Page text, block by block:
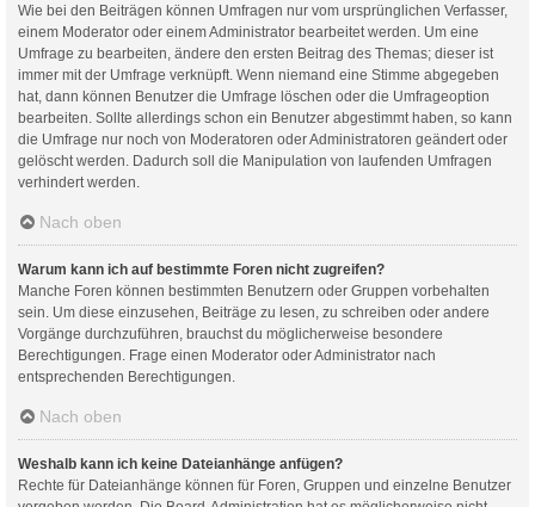
Wie bei den Beiträgen können Umfragen nur vom ursprünglichen Verfasser,
einem Moderator oder einem Administrator bearbeitet werden. Um eine
Umfrage zu bearbeiten, ändere den ersten Beitrag des Themas; dieser ist
immer mit der Umfrage verknüpft. Wenn niemand eine Stimme abgegeben
hat, dann können Benutzer die Umfrage löschen oder die Umfrageoption
bearbeiten. Sollte allerdings schon ein Benutzer abgestimmt haben, so kann
die Umfrage nur noch von Moderatoren oder Administratoren geändert oder
gelöscht werden. Dadurch soll die Manipulation von laufenden Umfragen
verhindert werden.
Nach oben
Warum kann ich auf bestimmte Foren nicht zugreifen?
Manche Foren können bestimmten Benutzern oder Gruppen vorbehalten
sein. Um diese einzusehen, Beiträge zu lesen, zu schreiben oder andere
Vorgänge durchzuführen, brauchst du möglicherweise besondere
Berechtigungen. Frage einen Moderator oder Administrator nach
entsprechenden Berechtigungen.
Nach oben
Weshalb kann ich keine Dateianhänge anfügen?
Rechte für Dateianhänge können für Foren, Gruppen und einzelne Benutzer